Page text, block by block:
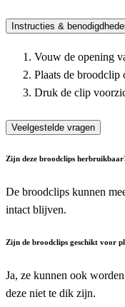
Instructies &
Vouw de opening
Plaats de broodclip
Druk de clip
Veelgestelde vragen
Zijn deze broodclips
De broodclips kunnen
intact blijven.
Zijn de broodclips geschikt voor
Ja, ze kunnen ook
deze niet te dik zijn.